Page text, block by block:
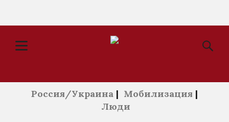
Россия/Украина | Мобилизация |
Люди